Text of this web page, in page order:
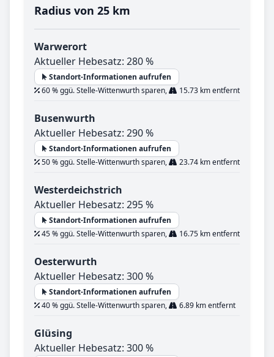
Radius von 25 km
Warwerort
Aktueller Hebesatz: 280 %
Standort-Informationen aufrufen
60 % ggü. Stelle-Wittenwurth sparen,
15.73 km entfernt
Busenwurth
Aktueller Hebesatz: 290 %
Standort-Informationen aufrufen
50 % ggü. Stelle-Wittenwurth sparen,
23.74 km entfernt
Westerdeichstrich
Aktueller Hebesatz: 295 %
Standort-Informationen aufrufen
45 % ggü. Stelle-Wittenwurth sparen,
16.75 km entfernt
Oesterwurth
Aktueller Hebesatz: 300 %
Standort-Informationen aufrufen
40 % ggü. Stelle-Wittenwurth sparen,
6.89 km entfernt
Glüsing
Aktueller Hebesatz: 300 %